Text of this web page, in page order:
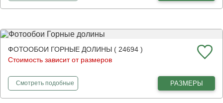
ФОТООБОИ ГОРНЫЕ ДОЛИНЫ ( 24694 )
Стоимость зависит от размеров
Смотретьфотообои
подобные РАЗМЕРЫ